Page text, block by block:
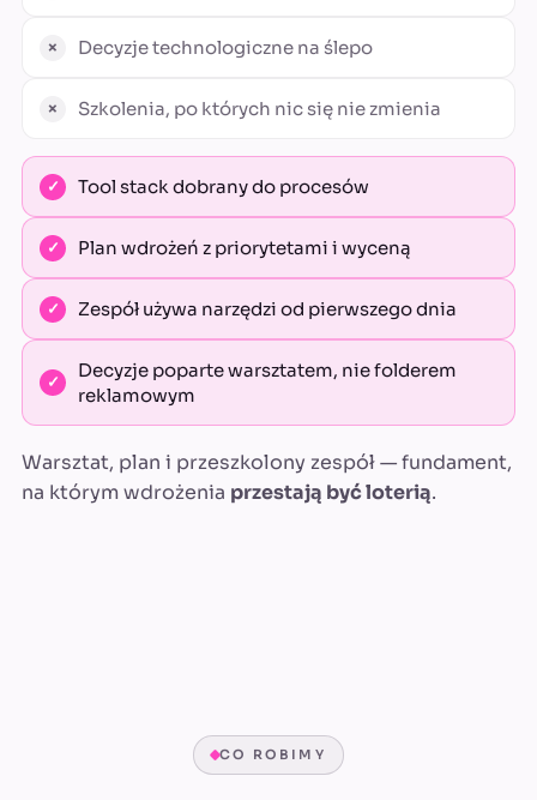
Decyzje technologiczne na ślepo
Szkolenia, po których nic się nie zmienia
Tool stack dobrany do procesów
Plan wdrożeń z priorytetami i wyceną
Zespół używa narzędzi od pierwszego dnia
Decyzje poparte warsztatem, nie folderem
reklamowym
Warsztat, plan i przeszkolony zespół — fundament,
na którym wdrożenia przestają być loterią.
CO ROBIMY